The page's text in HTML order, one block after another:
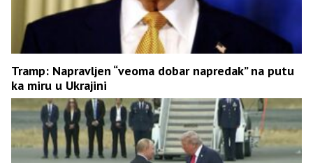
Tramp: Napravljen “veoma dobar napredak” na putu
ka miru u Ukrajini